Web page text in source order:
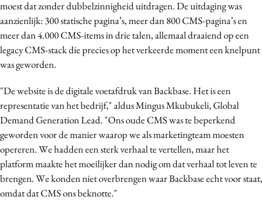
moest dat zonder dubbelzinnigheid uitdragen. De uitdaging was
aanzienlijk: 300 statische pagina’s, meer dan 800 CMS-pagina’s en
meer dan 4.000 CMS-items in drie talen, allemaal draaiend op een
legacy CMS-stack die precies op het verkeerde moment een knelpunt
was geworden.
"De website is de digitale voetafdruk van Backbase. Het is een
representatie van het bedrijf," aldus Mingus Mkubukeli, Global
Demand Generation Lead. "Ons oude CMS was te beperkend
geworden voor de manier waarop we als marketingteam moesten
opereren. We hadden een sterk verhaal te vertellen, maar het
platform maakte het moeilijker dan nodig om dat verhaal tot leven te
brengen. We konden niet overbrengen waar Backbase echt voor staat,
omdat dat CMS ons beknotte."